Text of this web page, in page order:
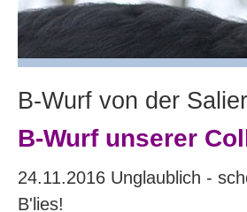
B-Wurf von der
B-Wurf unserer
24.11.2016 Unglaublich -
B'lies!